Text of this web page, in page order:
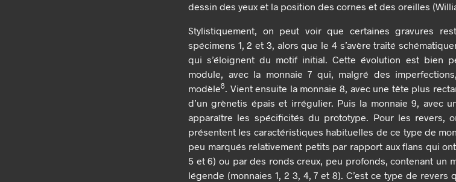
dessin des yeux et la position des cornes et des oreilles
Stylistiquement, on peut voir que certaines gravures
spécimens 1, 2 et 3, alors que le 4 s’avère traité
qui s’éloignent du motif initial. Cette évolution est bien
module, avec la monnaie 7 qui, malgré des
modèle8. Vient ensuite la monnaie 8, avec une tête plus
d’un grènetis épais et irrégulier. Puis la monnaie 9, avec
apparaître les spécificités du prototype. Pour les revers,
présentent les caractéristiques habituelles de ce type de
peu marqués relativement petits par rapport aux flans qui
5 et 6) ou par des ronds creux, peu profonds, contenant un
légende (monnaies 1, 2 3, 4, 7 et 8). C’est ce type de